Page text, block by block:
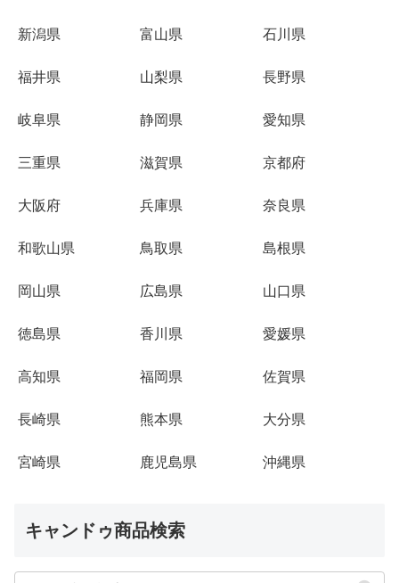
新潟県 富山県 石川県
福井県 山梨県 長野県
岐阜県 静岡県 愛知県
三重県 滋賀県 京都府
大阪府 兵庫県 奈良県
和歌山県 鳥取県 島根県
岡山県 広島県 山口県
徳島県 香川県 愛媛県
高知県 福岡県 佐賀県
長崎県 熊本県 大分県
宮崎県 鹿児島県 沖縄県
キャンドゥ商品検索